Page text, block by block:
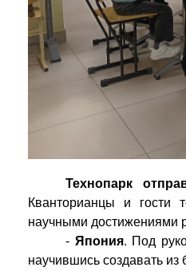
Технопарк
Кванторианцы и гости
научными достижениями
- Япония. Под
научившись создавать